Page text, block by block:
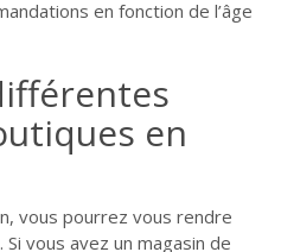
en fonction de l’âge
en
vous pourrez vous rendre
vous avez un magasin de